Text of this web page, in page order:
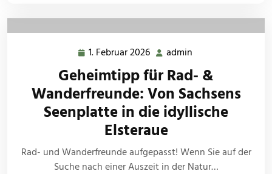
1. Februar 2026
Februar
2026
admin
Geheimtipp für Rad- &
Wanderfreunde: Von Sachsens
Seenplatte in die idyllische
Elsteraue
Rad- und Wanderfreunde aufgepasst! Wenn Sie auf der
Suche nach einer Auszeit in der Natur…